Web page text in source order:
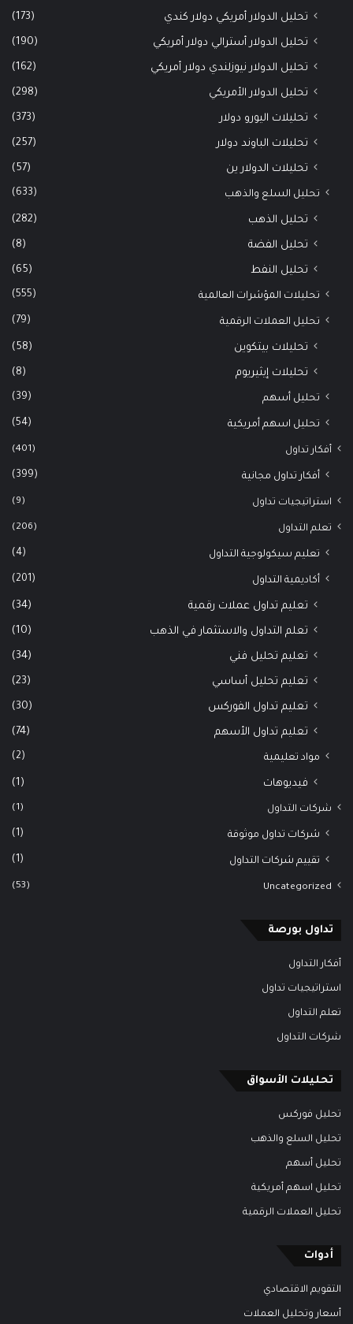
تحليل الدولار أمريكي دولار كندي (173)
تحليل الدولار أسترالي دولار أمريكي (190)
تحليل الدولار نيوزلندي دولار أمريكي (162)
تحليل الدولار الأمريكي (298)
تحليلات اليورو دولار (373)
تحليلات الباوند دولار (257)
تحليلات الدولار ين (57)
تحليل السلع والذهب (633)
تحليل الذهب (282)
تحليل الفضة (8)
تحليل النفط (65)
تحليلات المؤشرات العالمية (555)
تحليل العملات الرقمية (79)
تحليلات بيتكوين (58)
تحليلات إيثيريوم (8)
تحليل أسهم (39)
تحليل اسهم أمريكية (54)
أفكار تداول (401)
أفكار تداول مجانية (399)
استراتيجيات تداول (9)
تعلم التداول (206)
تعليم سيكولوجية التداول (4)
أكاديمية التداول (201)
تعليم تداول عملات رقمية (34)
تعلم التداول والاستثمار في الذهب (10)
تعليم تحليل فني (34)
تعليم تحليل أساسي (23)
تعليم تداول الفوركس (30)
تعليم تداول الأسهم (74)
مواد تعليمية (2)
فيديوهات (1)
شركات التداول (1)
شركات تداول موثوقة (1)
تقييم شركات التداول (1)
Uncategorized
(53)
تداول بورصة
أفكار التداول
استراتيجيات تداول
تعلم التداول
شركات التداول
تحليلات الأسواق
تحليل فوركس
تحليل السلع والذهب
تحليل أسهم
تحليل اسهم أمريكية
تحليل العملات الرقمية
أدوات
التقويم الاقتصادي
أسعار وتحليل العملات